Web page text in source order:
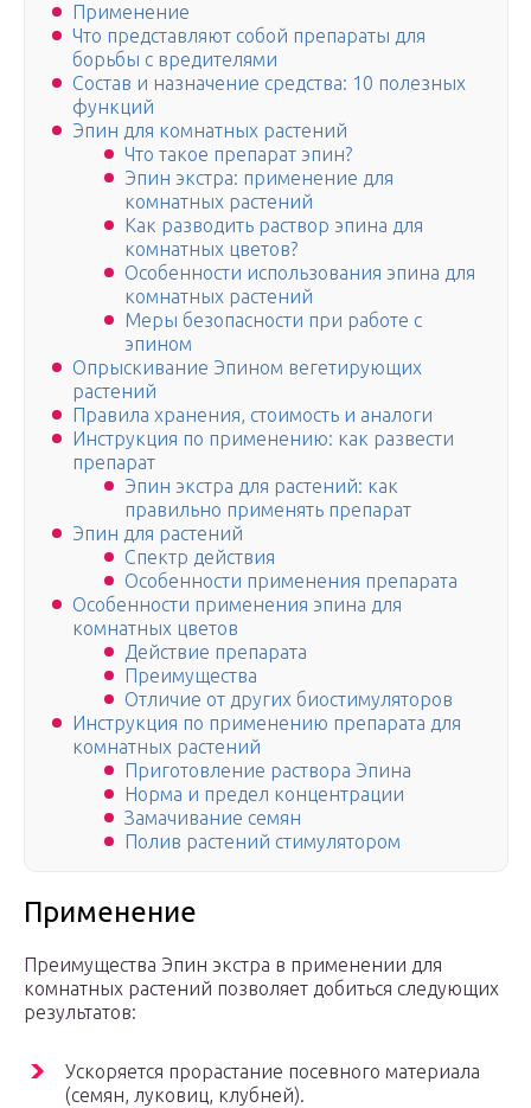
Применение
Что представляют собой препараты для
борьбы с вредителями
Состав и назначение средства: 10 полезных
функций
Эпин для комнатных растений
Что такое препарат эпин?
Эпин экстра: применение для
комнатных растений
Как разводить раствор эпина для
комнатных цветов?
Особенности использования эпина для
комнатных растений
Меры безопасности при работе с
эпином
Опрыскивание Эпином вегетирующих
растений
Правила хранения, стоимость и аналоги
Инструкция по применению: как развести
препарат
Эпин экстра для растений: как
правильно применять препарат
Эпин для растений
Спектр действия
Особенности применения препарата
Особенности применения эпина для
комнатных цветов
Действие препарата
Преимущества
Отличие от других биостимуляторов
Инструкция по применению препарата для
комнатных растений
Приготовление раствора Эпина
Норма и предел концентрации
Замачивание семян
Полив растений стимулятором
Применение
Преимущества Эпин экстра в применении для
комнатных растений позволяет добиться следующих
результатов:
Ускоряется прорастание посевного материала
(семян, луковиц, клубней).